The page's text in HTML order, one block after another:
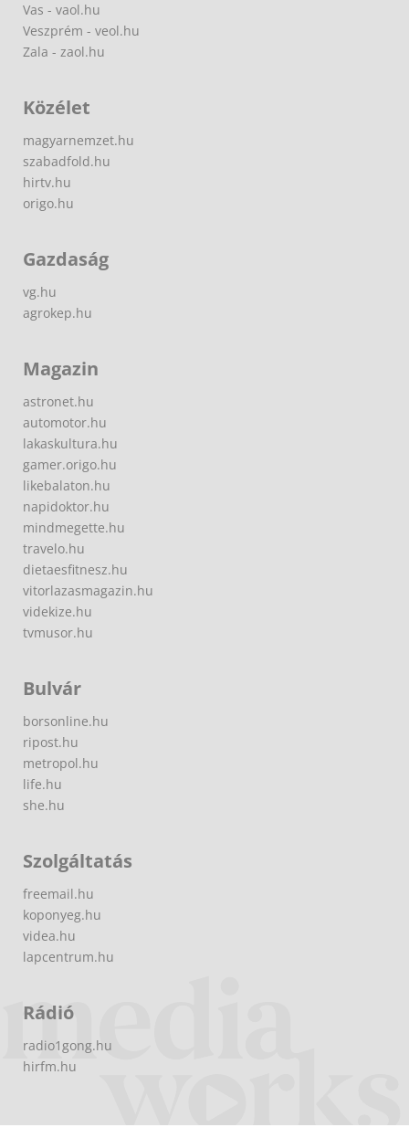
Vas - vaol.hu
Veszprém - veol.hu
Zala - zaol.hu
Közélet
magyarnemzet.hu
szabadfold.hu
hirtv.hu
origo.hu
Gazdaság
vg.hu
agrokep.hu
Magazin
astronet.hu
automotor.hu
lakaskultura.hu
gamer.origo.hu
likebalaton.hu
napidoktor.hu
mindmegette.hu
travelo.hu
dietaesfitnesz.hu
vitorlazasmagazin.hu
videkize.hu
tvmusor.hu
Bulvár
borsonline.hu
ripost.hu
metropol.hu
life.hu
she.hu
Szolgáltatás
freemail.hu
koponyeg.hu
videa.hu
lapcentrum.hu
Rádió
radio1gong.hu
hirfm.hu